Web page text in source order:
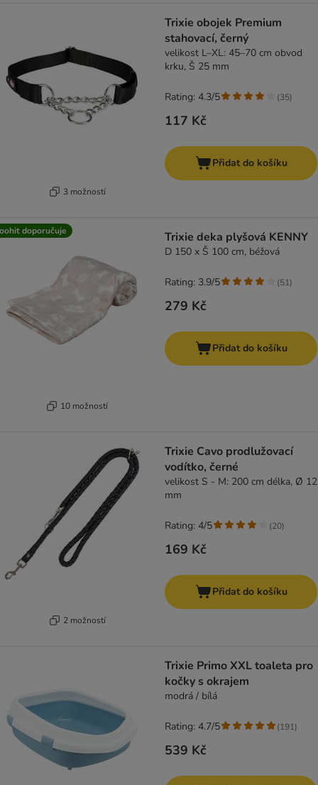
3 možností
Trixie obojek Premium
stahovací, černý
velikost L–XL: 45–70 cm obvod
krku, Š 25 mm
117 Kč
Rating: 4.3/5 (35)
Přidat do košíku
doporučuje
10 možností
Trixie deka plyšová KENNY
D 150 x Š 100 cm, béžová
279 Kč
Rating: 3.9/5 (51)
Přidat do košíku
2 možností
Trixie Cavo prodlužovací
vodítko, černé
velikost S - M: 200 cm délka, Ø 12
mm
169 Kč
Rating: 4/5 (20)
Přidat do košíku
Trixie Primo XXL toaleta pro
kočky s okrajem
modrá / bílá
539 Kč
Rating: 4.7/5 (191)